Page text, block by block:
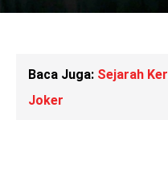
Baca Juga: Sejarah
Joker